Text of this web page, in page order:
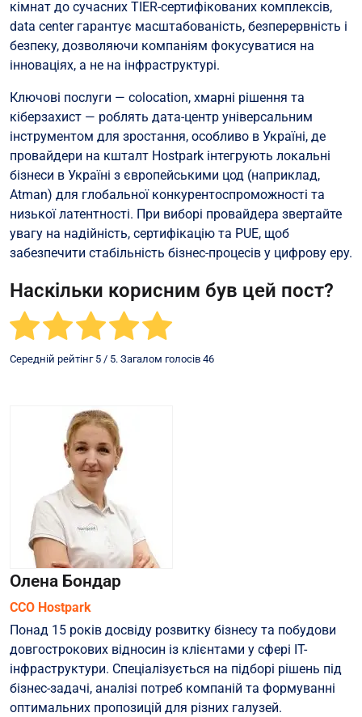
кімнат до сучасних TIER-сертифікованих комплексів,
data center гарантує масштабованість, безперервність і
безпеку, дозволяючи компаніям фокусуватися на
інноваціях, а не на інфраструктурі.
Ключові послуги — colocation, хмарні рішення та
кіберзахист — роблять дата-центр універсальним
інструментом для зростання, особливо в Україні, де
провайдери на кшталт Hostpark інтегрують локальні
бізнеси в Україні з європейськими цод (наприклад,
Atman) для глобальної конкурентоспроможності та
низької латентності. При виборі провайдера звертайте
увагу на надійність, сертифікацію та PUE, щоб
забезпечити стабільність бізнес-процесів у цифрову еру.
Наскільки корисним був цей пост?
Середній рейтінг 5 / 5. Загалом голосів 46
Олена Бондар
CCO Hostpark
Понад 15 років досвіду розвитку бізнесу та побудови
довгострокових відносин із клієнтами у сфері ІТ-
інфраструктури. Спеціалізується на підборі рішень під
бізнес-задачі, аналізі потреб компаній та формуванні
оптимальних пропозицій для різних галузей.